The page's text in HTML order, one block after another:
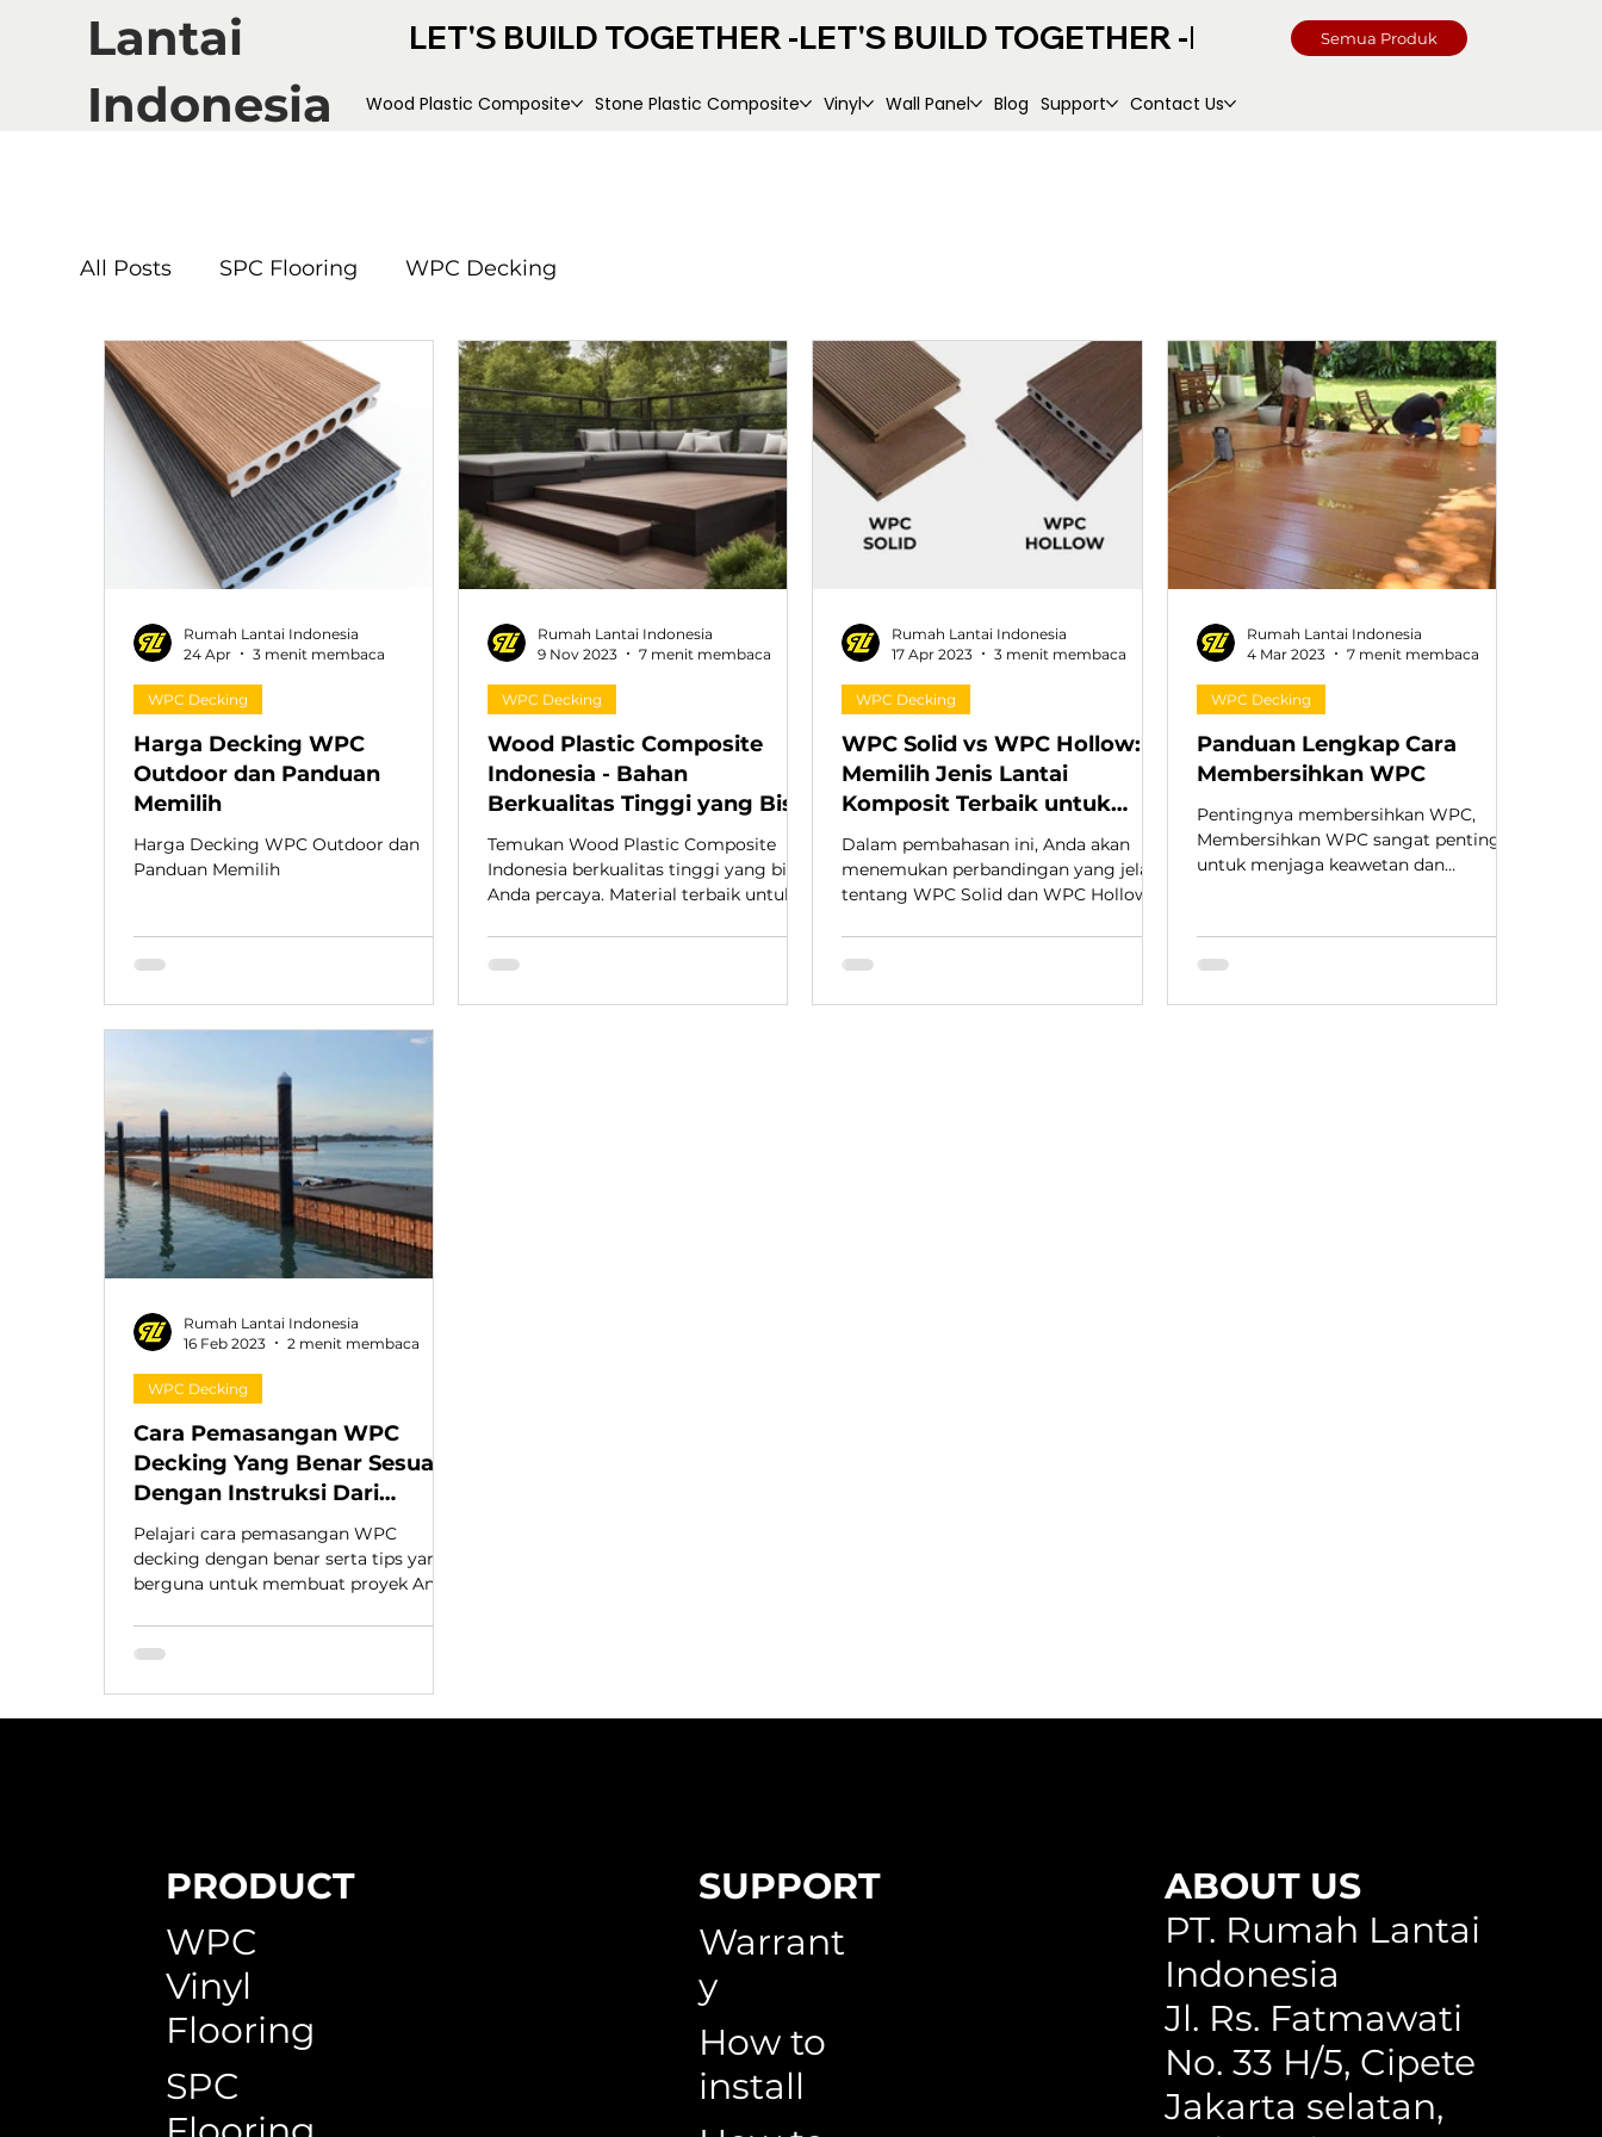
Lantai
Indonesia
LET'S BUILD TOGETHER -
Wood Plastic Composite Stone Plastic Composite Vinyl Wall Panel Blog Support Contact Us
Semua Produk
All Posts SPC Flooring WPC Decking
Harga Decking WPC
Outdoor dan Panduan
Memilih
Harga Decking WPC Outdoor dan
Panduan Memilih
WPC Decking
Rumah Lantai Indonesia
24 Apr
3 menit membaca
Wood Plastic Composite
Indonesia - Bahan
Berkualitas Tinggi yang Bisa
Anda Percaya
Temukan Wood Plastic Composite
Indonesia berkualitas tinggi yang bisa
Anda percaya. Material terbaik untuk
WPC Decking
Rumah Lantai Indonesia
9 Nov 2023
7 menit membaca
WPC Solid vs WPC Hollow:
Memilih Jenis Lantai
Komposit Terbaik untuk
Rumah Anda
Dalam pembahasan ini, Anda akan
menemukan perbandingan yang jelas
tentang WPC Solid dan WPC Hollow.
bawah
WPC Decking
Rumah Lantai Indonesia
17 Apr 2023
3 menit membaca
Panduan Lengkap Cara
Membersihkan WPC
Pentingnya membersihkan WPC,
Membersihkan WPC sangat penting
untuk menjaga keawetan dan
WPC Decking
Rumah Lantai Indonesia
4 Mar 2023
7 menit membaca
Cara Pemasangan WPC
Decking Yang Benar Sesuai
Dengan Instruksi Dari
Produsen.
Pelajari cara pemasangan WPC
decking dengan benar serta tips yang
berguna untuk membuat proyek Anda
WPC Decking
Rumah Lantai Indonesia
16 Feb 2023
2 menit membaca
PRODUCT
WPC
Vinyl
Flooring
SPC
SUPPORT
Warrant
y
How to
install
ABOUT US
PT. Rumah Lantai
Indonesia
Jl. Rs. Fatmawati
No. 33 H/5, Cipete
Jakarta selatan,